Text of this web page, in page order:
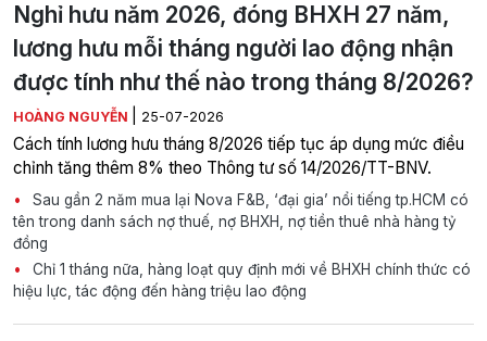
Nghỉ hưu năm 2026, đóng BHXH 27 năm,
lương hưu mỗi tháng người lao động nhận
được tính như thế nào trong tháng 8/2026?
HOÀNG NGUYỄN 25-07-2026
Cách tính lương hưu tháng 8/2026 tiếp tục áp dụng mức điều
chỉnh tăng thêm 8% theo Thông tư số 14/2026/TT-BNV.
Sau gần 2 năm mua lại Nova F&B, ‘đại gia’ nổi tiếng tp.HCM có
tên trong danh sách nợ thuế, nợ BHXH, nợ tiền thuê nhà hàng tỷ
đồng
Chỉ 1 tháng nữa, hàng loạt quy định mới về BHXH chính thức có
hiệu lực, tác động đến hàng triệu lao động